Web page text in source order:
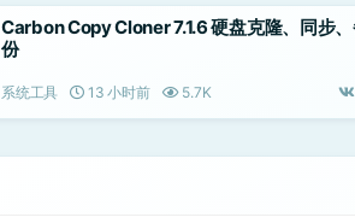
Carbon Copy Cloner 7.1.6 硬盘克隆、同步
份
系统工具 13 小时前 5.7K